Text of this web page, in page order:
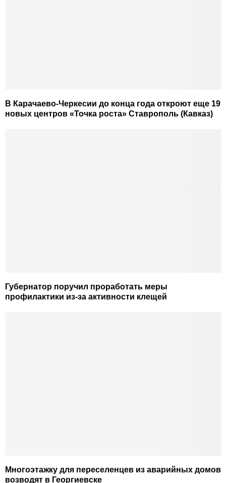
В Карачаево-Черкесии до конца года откроют еще 19
новых центров «Точка роста» Ставрополь (Кавказ)
Губернатор поручил проработать меры
профилактики из-за активности клещей
Многоэтажку для переселенцев из аварийных домов
возводят в Георгиевске